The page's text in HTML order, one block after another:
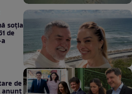
soţia
de